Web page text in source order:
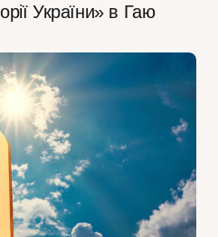
України» в Гаю